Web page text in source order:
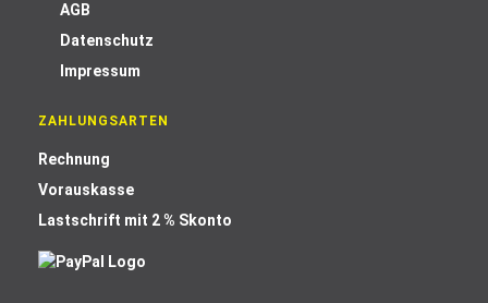
AGB
Datenschutz
Impressum
ZAHLUNGSARTEN
Rechnung
Vorauskasse
Lastschrift mit 2 % Skonto